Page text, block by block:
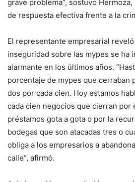
grave problema”, sostuvo
de respuesta efectiva frente a la
El representante empresarial
inseguridad sobre las mypes se ha
alarmante en los últimos años.
porcentaje de mypes que cerraban
dos por cada cien. Hoy estamos
cada cien negocios que cierran por
préstamos gota a gota o por la
bodegas que son atacadas tres o
obliga a los empresarios a
calle”, afirmó.